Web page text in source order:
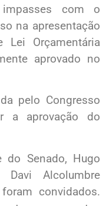
impasses com o
na apresentação
Orçamentária
aprovado no
pelo Congresso
a aprovação do
do Senado, Hugo
Davi Alcolumbre
convidados.